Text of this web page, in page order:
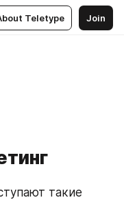
Teletype Join
такие